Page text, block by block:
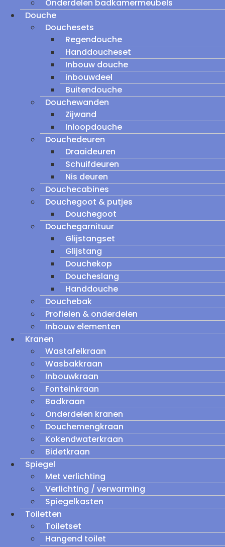
Onderdelen badkamermeubels
Douche
Douchesets
Regendouche
Handdoucheset
Inbouw douche
inbouwdeel
Buitendouche
Douchewanden
Zijwand
Inloopdouche
Douchedeuren
Draaideuren
Schuifdeuren
Nis deuren
Douchecabines
Douchegoot & putjes
Douchegoot
Douchegarnituur
Glijstangset
Glijstang
Douchekop
Doucheslang
Handdouche
Douchebak
Profielen & onderdelen
Inbouw elementen
Kranen
Wastafelkraan
Wasbakkraan
Inbouwkraan
Fonteinkraan
Badkraan
Onderdelen kranen
Douchemengkraan
Kokendwaterkraan
Bidetkraan
Spiegel
Met verlichting
Verlichting / verwarming
Spiegelkasten
Toiletten
Toiletset
Hangend toilet